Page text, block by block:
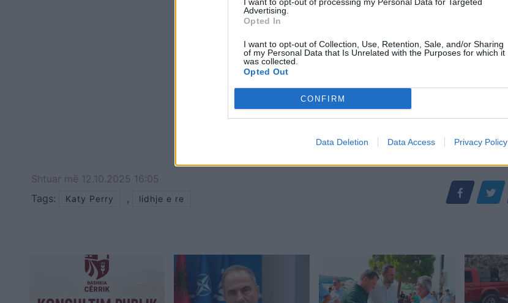
Advertising.
Opted In
I want to opt-out of Collection, Use, Retention, Sale, and/or Sharing
of my Personal Data that Is Unrelated with the Purposes for which it
was collected.
Opted Out
CONFIRM
Data Deletion Data Access Privacy Policy
Shtuar më 12.10.2025 16:05
Tags:
Katy Perry , lidhje e re